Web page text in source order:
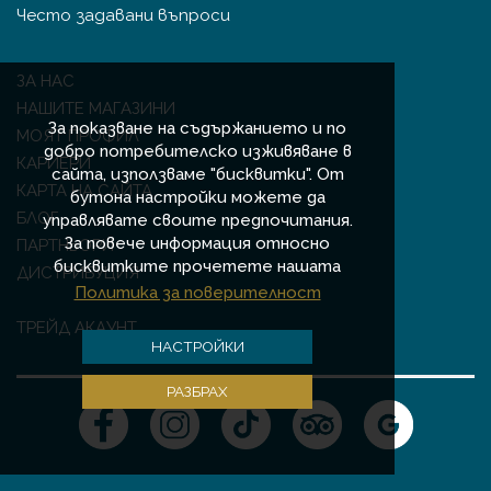
За показване на съдържанието и по
добро потребителско изживяване в
сайта, използваме "бисквитки". От
бутона настройки можете да
управлявате своите предпочитания.
За повече информация относно
бисквитките прочетете нашата
Политика за поверителност
НАСТРОЙКИ
РАЗБРАХ
Често задавани въпроси
ЗА НАС
НАШИТЕ МАГАЗИНИ
МОЯТ ПРОФИЛ
КАРИЕРИ
КАРТА НА САЙТА
БЛОГ
ПАРТНЬОРИ
ДИСТРИБУЦИЯ
ТРЕЙД АКАУНТ